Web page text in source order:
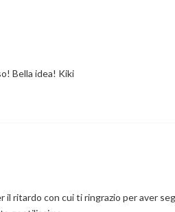
Bella idea! Kiki
il ritardo con cui ti ringrazio per aver